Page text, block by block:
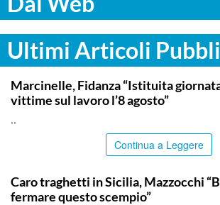
Ultimi Articoli
ITALPRESS
Marcinelle, Fidanza “Istituita
vittime sul lavoro l’8 agosto”
..
Continua a Leggere
Caro traghetti in Sicilia, Mazzocchi
fermare questo scempio”